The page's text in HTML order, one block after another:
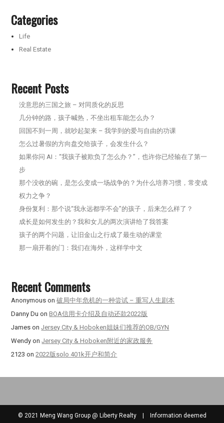
Categories
Life
Real Estate
Recent Posts
没意思的三国之旅 – 对同质化的反思
几分钟的路，孩子喊热，不坐出租车能怎么办？
回国不到一周，就吵起架来 – 我学到的爱与自由的功课
怎么过暑假的方向盘交给孩子，会发生什么？
如果你问 AI：“我孩子被欺负了怎么办？”，也许你已经输在了第一
步
那个没收的碗，是怎么变成一场战争的？为什么培养习惯，常变成
权力之争？
身份复利：那个说“我永远都学不会”的孩子，后来怎么样了？
成长是如何发生的？我和女儿的两次演讲给了我答案
孩子的两个问题，让旧金山之行成了最生动的课堂
那一扇开着的门：我们在海外，这样学中文
Recent Comments
Anonymous on破局中年危机的一种尝试 – 重写人生剧本
Danny Du onBOA信用卡介绍及自动还款2022版
James onJersey City & Hoboken姐妹们推荐的OB/GYN
Wendy onJersey City & Hoboken附近的家政服务
2123 on2022版solo 401k开户和简介
© 2021 Meng Wang Group @ Liberty Realty | Information deemed